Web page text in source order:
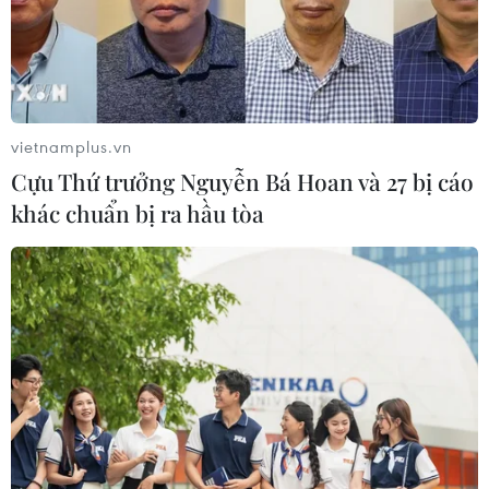
nội địa); giám sát các tác động của du lịch đến
môi trường tự nhiên, văn hóa và tìm kiếm các
giải pháp không ngừng cải thiện.
Ngoài ra, cần cải thiện năng lực quản lý hiệu
quả lượng khách tại các điểm đến; giảm thiểu
tác động tiêu cực lên môi trường kinh doanh du
lịch và đặc biệt là tăng cường hợp tác giữa các
bên liên quan, thúc đẩy sự tham gia của người
dân, xã hội và các doanh nghiệp du lịch vào
công tác bảo vệ môi trường tự nhiên và văn
hóa…
Thứ trưởng Bộ Văn hóa, Thể thao và Du lịch
Hoàng Đạo Cương khẳng định các chính sách,
chiến lược, quy hoạch, định hướng phát triển
vietnamplus.vn
Cựu Thứ trưởng Nguyễn Bá Hoan và 27 bị cáo
khác chuẩn bị ra hầu tòa